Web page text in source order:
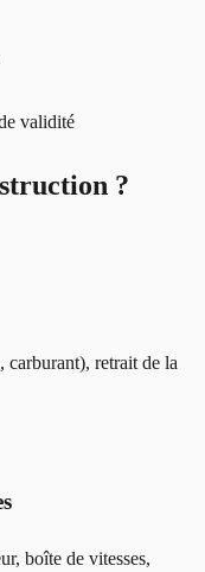
validité
?
retrait de la
boîte de vitesses,